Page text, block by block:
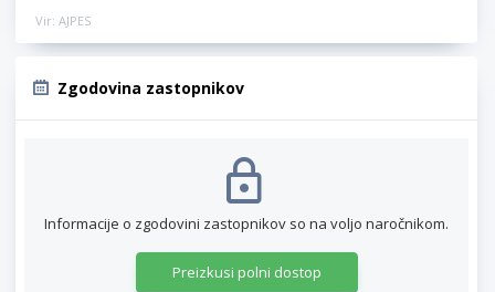
Vir: AJPES
Zgodovina zastopnikov
Informacije o zgodovini zastopnikov so na voljo naročnikom.
Preizkusi polni dostop